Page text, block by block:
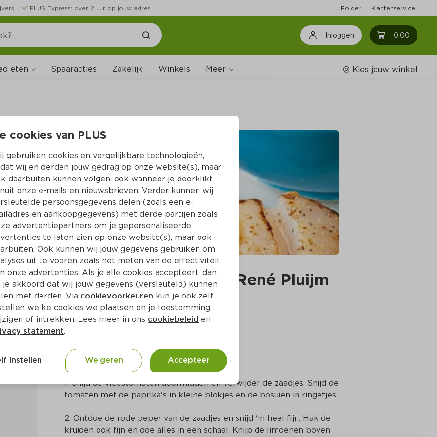
PLUS Express: over 2 uur op jouw adres Folder Klantenservice
Inloggen 0.00 0
eten Spaaracties Zakelijk Winkels Meer
Wijnshop
Kies jouw winkel
tomatensalsa van René Pluijm
15 Min Mexicaans
Bereidingswijze
1. Snijd de vleestomaten doormidden en verwijder de zaadjes. Snijd de
tomaten met de paprika's in kleine blokjes en de bosuien in ringetjes.
2. Ontdoe de rode peper van de zaadjes en snijd ‘m heel fijn. Hak de
kruiden ook fijn en doe alles in een schaal. Knijp de limoenen boven
cookies van PLUS
gebruiken cookies en vergelijkbare technologieën,
wij en derden jouw gedrag op onze website(s), maar
daarbuiten kunnen volgen, ook wanneer je doorklikt
onze e-mails en nieuwsbrieven. Verder kunnen wij
persoonsgegevens delen (zoals een e-
en aankoopgegevens) met derde partijen zoals
advertentiepartners om je gepersonaliseerde
te laten zien op onze website(s), maar ook
Ook kunnen wij jouw gegevens gebruiken om
uit te voeren zoals het meten van de effectiviteit
onze advertenties. Als je alle cookies accepteert, dan
je akkoord dat wij jouw gegevens (versleuteld) kunnen
met derden. Via cookievoorkeuren kun je ook zelf
welke cookies we plaatsen en je toestemming
of intrekken. Lees meer in ons cookiebeleid en
statement.
instellen Weigeren Accepteer